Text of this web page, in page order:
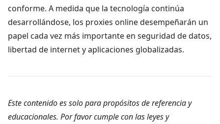
conforme. A medida que la tecnología continúa
desarrollándose, los proxies online desempeñarán un
papel cada vez más importante en seguridad de datos,
libertad de internet y aplicaciones globalizadas.
Este contenido es solo para propósitos de referencia y
educacionales. Por favor cumple con las leyes y